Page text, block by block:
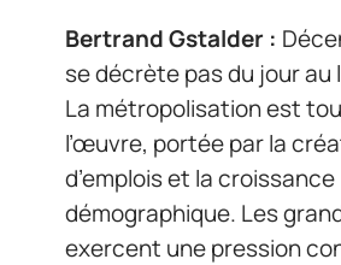
Bertrand Gstalder :
se décrète pas du jour au
La métropolisation est
l’œuvre, portée par la
d’emplois et la croissance
démographique. Les
exercent une pression